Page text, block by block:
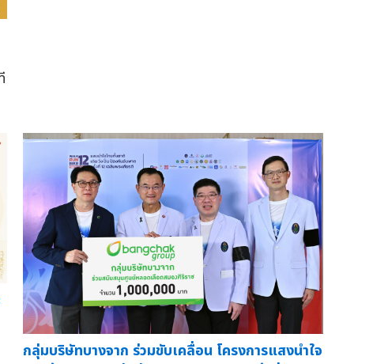
กลุ่มบริษัทบางจาก ร่วมขับเคลื่อน โครงการแสงนำใจ